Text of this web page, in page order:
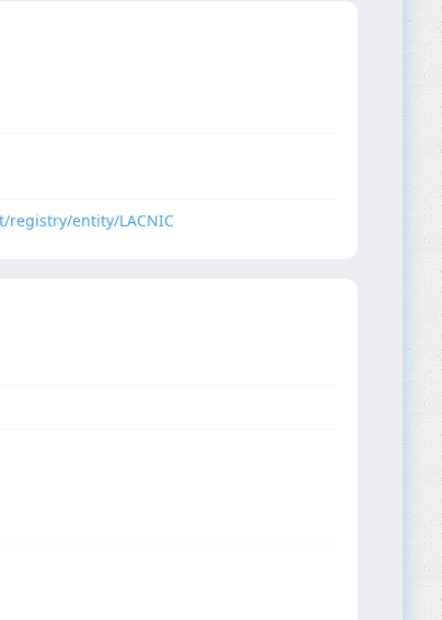
entity/LACNIC